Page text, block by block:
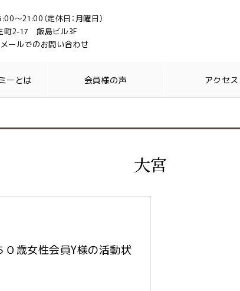
～21:00（定休日：月曜日）
町2-17 飯島ビル3F
メールでのお問い合わせ
ーとは 会員様の声 アクセス
大宮
０歳女性会員Y様の活動状